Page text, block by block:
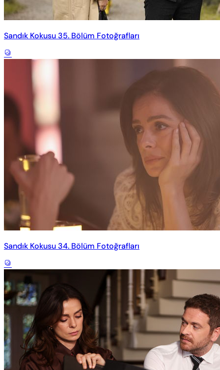
Sandık Kokusu 35. Bölüm Fotoğrafları
Sandık Kokusu 34. Bölüm Fotoğrafları